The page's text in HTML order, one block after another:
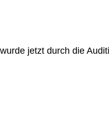
jetzt durch die